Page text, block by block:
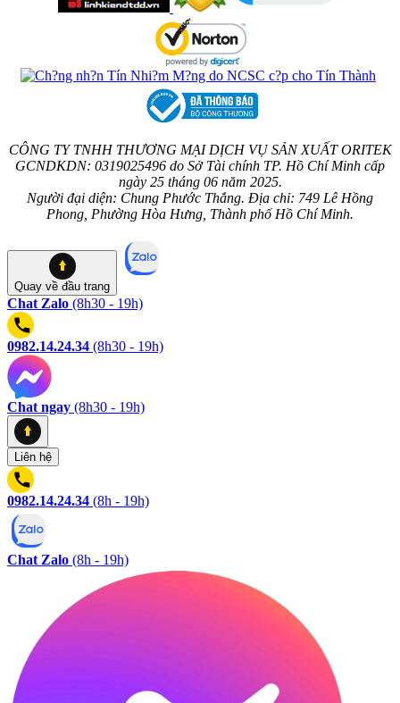
CÔNG TY TNHH THƯƠNG MẠI DỊCH VỤ SẢN XUẤT ORITEK
GCNDKDN: 0319025496 do Sở Tài chính TP. Hồ Chí Minh cấp
ngày 25 tháng 06 năm 2025.
Người đại diện: Chung Phước Thắng. Địa chỉ: 749 Lê Hồng
Phong, Phường Hòa Hưng, Thành phố Hồ Chí Minh.
Quay về đầu trang
Chat Zalo (8h30 - 19h)
0982.14.24.34 (8h30 - 19h)
Chat ngay (8h30 - 19h)
Liên hệ
0982.14.24.34 (8h - 19h)
Chat Zalo (8h - 19h)